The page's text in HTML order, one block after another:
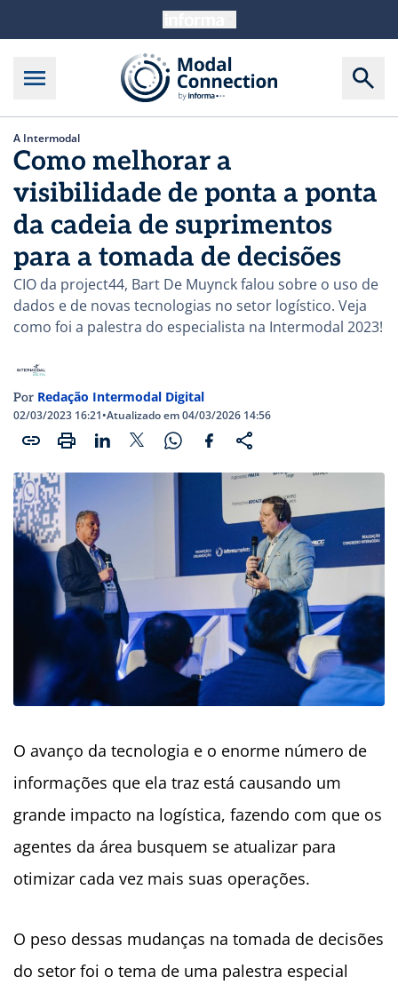
A Intermodal
Como melhorar a
visibilidade de ponta a ponta
da cadeia de suprimentos
para a tomada de decisões
CIO da project44, Bart De Muynck falou sobre o uso de
dados e de novas tecnologias no setor logístico. Veja
como foi a palestra do especialista na Intermodal 2023!
Por Redação Intermodal Digital
02/03/2023 16:21•Atualizado em 04/03/2026 14:56
O avanço da tecnologia e o enorme número de
informações que ela traz está causando um
grande impacto na logística, fazendo com que os
agentes da área busquem se atualizar para
otimizar cada vez mais suas operações.
O peso dessas mudanças na tomada de decisões
do setor foi o tema de uma palestra especial